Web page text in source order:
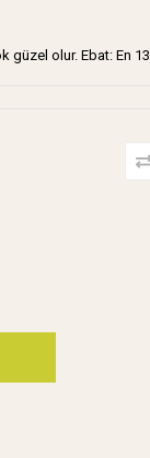
güzel olur. Ebat: En